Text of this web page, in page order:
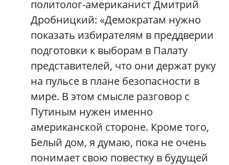
политолог-американист Дмитрий
Дробницкий: «Демократам нужно
показать избирателям в преддверии
подготовки к выборам в Палату
представителей, что они держат руку
на пульсе в плане безопасности в
мире. В этом смысле разговор с
Путиным нужен именно
американской стороне. Кроме того,
Белый дом, я думаю, пока не очень
понимает свою повестку в будущей